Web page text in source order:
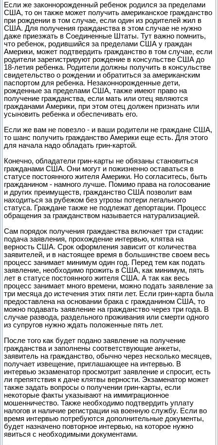
Если же законнорожденный ребенок родился за пределами
США, то он также может получить американское гражданство
при рождении в том случае, если один из родителей жил в
США. Для получения гражданства в этом случае не нужно
даже приезжать в Соединенные Штаты. Тут важно помнить,
что ребенок, родившийся за пределами США у граждан
Америки, может подтвердить гражданство в том случае, если
родители зарегистрируют рождение в консульстве США до
18-летия ребенка. Родители должны получить в консульстве
свидетельство о рождении и обратиться за американским
паспортом для ребенка. Незаконнорожденные дети,
рожденные за пределами США, также имеют право на
получение гражданства, если мать или отец являются
гражданами Америки, при этом отец должен признать или
усыновить ребенка и обеспечивать его.
Если же вам не повезло - и ваши родители не граждане США,
то шанс получить гражданство Америки еще есть. Для этого
для начала надо обладать грин-картой.
Конечно, обладатели грин-карты не обязаны становиться
гражданами США. Они могут и пожизненно оставаться в
статусе постоянного жителя Америки. Но согласитесь, быть
гражданином - намного лучше. Помимо права на голосование
и других преимуществ, гражданство США позволит вам
находиться за рубежом без угрозы потери легального
статуса. Граждане также не подлежат депортации. Процесс
обращения за гражданством называется натурализацией.
Сам порядок получения гражданства включает три стадии:
подача заявления, прохождение интервью, клятва на
верность США. Срок оформления зависит от количества
заявителей, и в настоящее время в большинстве своем весь
процесс занимает минимум один год. Перед тем как подать
заявление, необходимо прожить в США, как минимум, пять
лет в статусе постоянного жителя США. А так как весь
процесс занимает много времени, можно подать заявление за
три месяца до истечения этих пяти лет. Если грин-карта была
предоставлена на основании брака с гражданином США, то
можно подавать заявление на гражданство через три года. В
случаe развода, раздельного проживания или смерти одного
из супругов нужно ждать положенные пять лет.
После того как будет подано заявление на получение
гражданства и заполнены соответствующие анкеты,
заявитель на гражданство, обычно через несколько месяцев,
получает извещение, приглашающeе на интервью. В
интервью экзаменатор просмотрит заявление и спросит, есть
ли препятствия к даче клятвы верности. Экзаменатор может
также задать вопросы о получении грин-карты, если
некоторые факты указывают на иммиграционное
мошенничество. Также необходимо подтвердить уплату
налогов и наличие регистрации на военную службу. Если во
время интервью потребуются дополнительные документы,
будет назначено повторное интервью, на которое нужно
явиться с необходимыми документами.